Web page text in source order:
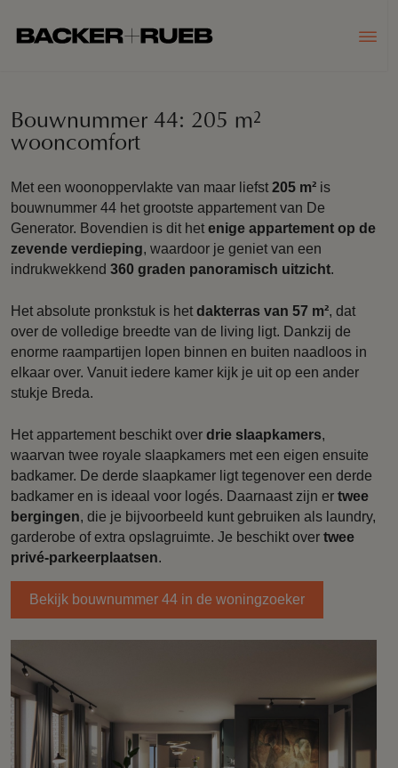
Bouwnummer 44: 205 m²
wooncomfort
Met een woonoppervlakte van maar liefst 205 m² is
bouwnummer 44 het grootste appartement van De
Generator. Bovendien is dit het enige appartement op de
zevende verdieping, waardoor je geniet van een
indrukwekkend 360 graden panoramisch uitzicht.
Het absolute pronkstuk is het dakterras van 57 m², dat
over de volledige breedte van de living ligt. Dankzij de
enorme raampartijen lopen binnen en buiten naadloos in
elkaar over. Vanuit iedere kamer kijk je uit op een ander
stukje Breda.
Het appartement beschikt over drie slaapkamers,
waarvan twee royale slaapkamers met een eigen ensuite
badkamer. De derde slaapkamer ligt tegenover een derde
badkamer en is ideaal voor logés. Daarnaast zijn er twee
bergingen, die je bijvoorbeeld kunt gebruiken als laundry,
garderobe of extra opslagruimte. Je beschikt over twee
privé-parkeerplaatsen.
Bekijk bouwnummer 44 in de woningzoeker